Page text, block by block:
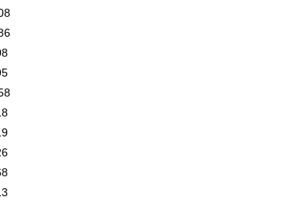
品之後才付款」的支付方式。 讓您購物簡單
綁卡、不需儲值。
認證，即可結帳。